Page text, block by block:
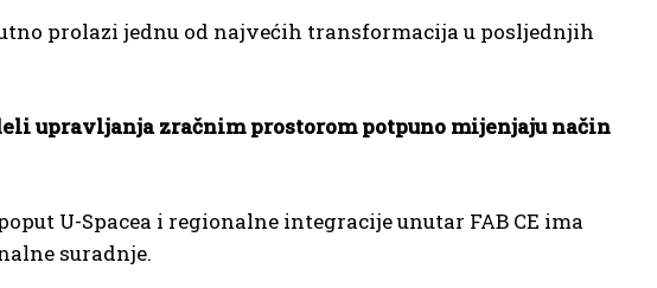
prolazi jednu od najvećih transformacija u posljednjih
upravljanja zračnim prostorom potpuno mijenjaju način
U-Spacea i regionalne integracije unutar FAB CE ima
suradnje.